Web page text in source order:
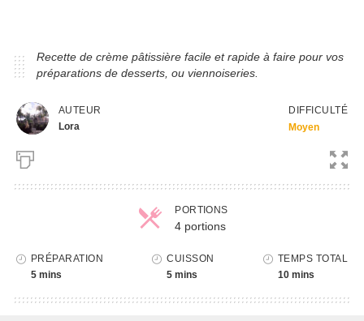
Recette de crème pâtissière facile et rapide à faire pour vos
préparations de desserts, ou viennoiseries.
AUTEUR
Lora
DIFFICULTÉ
Moyen
PORTIONS
4 portionsParts
PRÉPARATION
5 mins
CUISSON
5 mins
TEMPS TOTAL
10 mins